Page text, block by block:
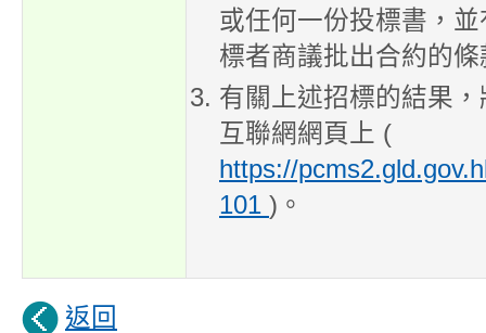
或任何一份投標書，
標者商議批出合約的條
有關上述招標的結果
互聯網網頁上 (
https://
101 )。
返回